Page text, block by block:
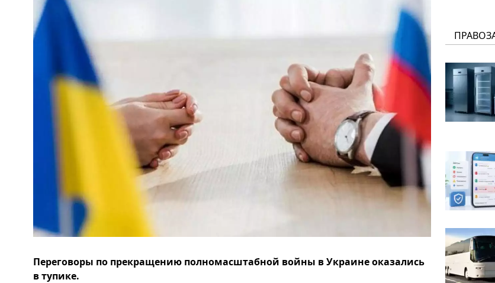
Переговоры по прекращению полномасштабной войны в Украине оказались
в тупике.